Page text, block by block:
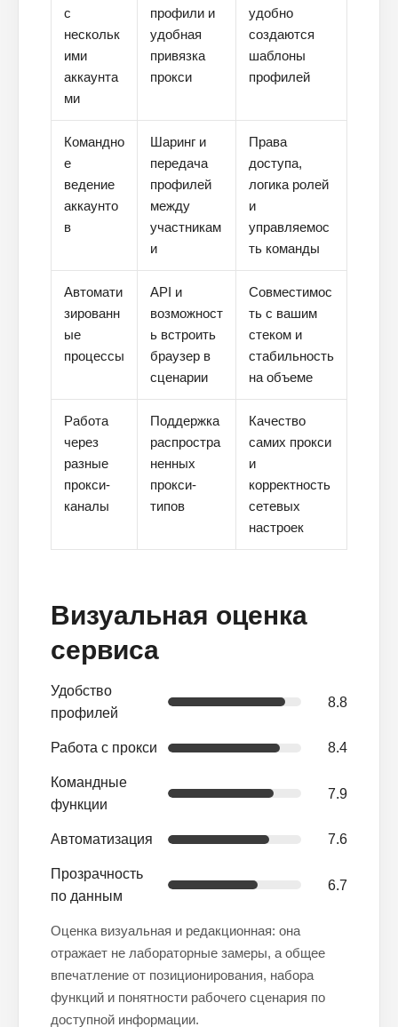
с
нескольк
ими
аккаунта
ми
профили и
удобная
привязка
прокси
удобно
создаются
шаблоны
профилей
Командно
е
ведение
аккаунто
в
Шаринг и
передача
профилей
между
участникам
и
Права
доступа,
логика ролей
и
управляемос
ть команды
Автомати
зированн
ые
процессы
API и
возможност
ь встроить
браузер в
сценарии
Совместимос
ть с вашим
стеком и
стабильность
на объеме
Работа
через
разные
прокси-
каналы
Поддержка
распростра
ненных
прокси-
типов
Качество
самих прокси
и
корректность
сетевых
настроек
Визуальная оценка
сервиса
Удобство
профилей
8.8
Работа с прокси 8.4
Командные
функции
7.9
Автоматизация 7.6
Прозрачность
по данным
6.7
Оценка визуальная и редакционная: она
отражает не лабораторные замеры, а общее
впечатление от позиционирования, набора
функций и понятности рабочего сценария по
доступной информации.